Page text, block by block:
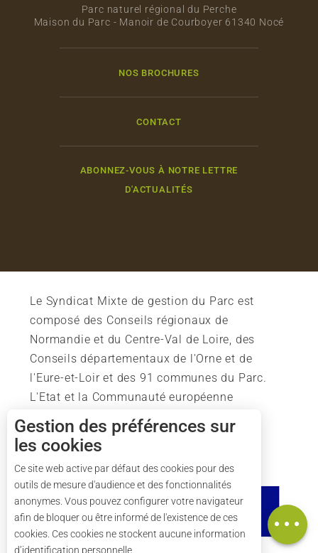
Description
Carte
Parc naturel régional du Perche
Maison du Parc - Manoir de Courboyer 61340 Nocé
NOS BROCHURES
CONTACT
ABONNEZ-VOUS À NOTRE LETTRE
D'ACTUALITÉS
Le Syndicat Mixte de gestion du Parc est
composé des Conseils régionaux de
Normandie et du Centre-Val de Loire, des
Conseils départementaux de l'Orne et de
l'Eure-et-Loir et des 91 communes du Parc.
L'Etat et la Communauté européenne
soutiennent également l'action du Parc.
Gestion des préférences sur
les cookies
Ce site web active par défaut des cookies pour des
outils de mesure d'audience et des fonctionnalités
anonymes. Vous pouvez configurer votre navigateur
afin de bloquer ou être informé de l'existence de ces
cookies. Ces cookies ne stockent aucune information
d’identification personnelle.